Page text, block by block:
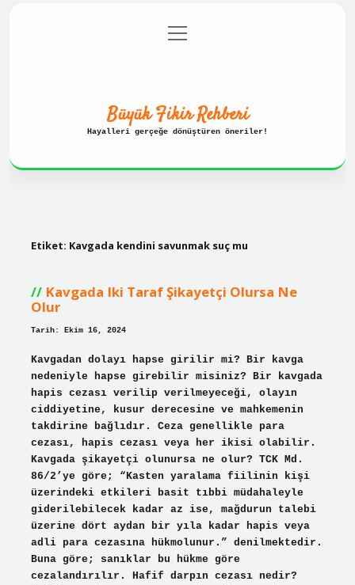
Gizlilik Politikası
menüyü
aç
Büyük Fikir Rehberi
Hayalleri gerçeğe dönüştüren öneriler!
Etiket: Kavgada kendini savunmak suç mu
Kavgada Iki Taraf Şikayetçi Olursa Ne
Olur
Tarih: Ekim 16, 2024
Kavgadan dolayı hapse girilir mi? Bir kavga
nedeniyle hapse girebilir misiniz? Bir kavgada
hapis cezası verilip verilmeyeceği, olayın
ciddiyetine, kusur derecesine ve mahkemenin
takdirine bağlıdır. Ceza genellikle para
cezası, hapis cezası veya her ikisi olabilir.
Kavgada şikayetçi olunursa ne olur? TCK Md.
86/2’ye göre; “Kasten yaralama fiilinin kişi
üzerindeki etkileri basit tıbbi müdahaleyle
giderilebilecek kadar az ise, mağdurun talebi
üzerine dört aydan bir yıla kadar hapis veya
adli para cezasına hükmolunur.” denilmektedir.
Buna göre; sanıklar bu hükme göre
cezalandırılır. Hafif darpın cezası nedir?